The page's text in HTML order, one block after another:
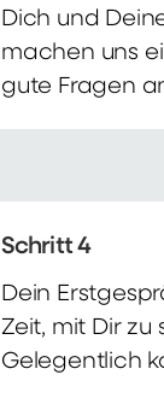
Dich und
machen uns
gute Fragen
Schritt 4
Dein
Zeit, mit Dir
Gelegentlich